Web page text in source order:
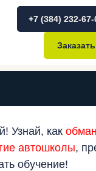
+7 (384) 232-67-
Сведения об
образовательной
Переобучение с
на категорию E
капиталом
Узнай, как
автошколы,
обучение!